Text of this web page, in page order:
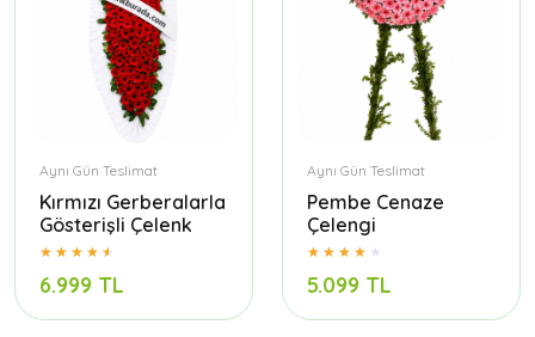
Aynı Gün Teslimat
Kırmızı Gerberalarla
Gösterişli Çelenk
6.999 TL
Aynı Gün Teslimat
Pembe Cenaze
Çelengi
5.099 TL